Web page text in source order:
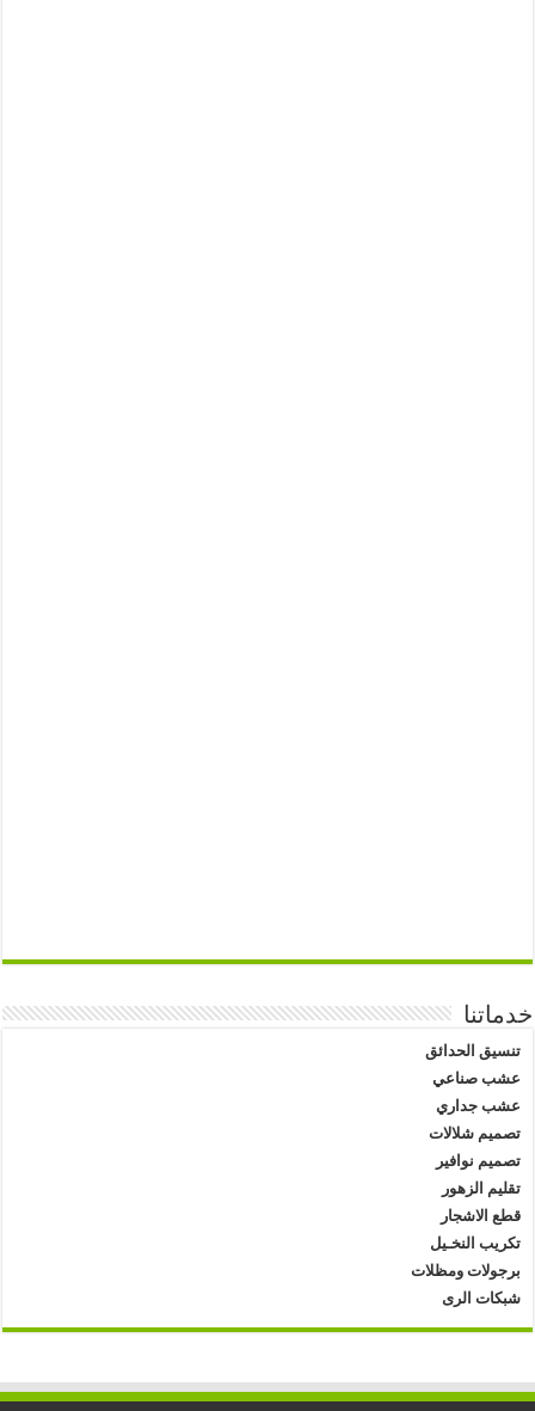
خدماتنا
تنسيق الحدائق
عشب صناعي
عشب جداري
تصميم شلالات
تصميم نوافير
تقليم الزهور
قطع الاشجار
تكريب النخـيل
برجولات ومظلات
شبكات الرى